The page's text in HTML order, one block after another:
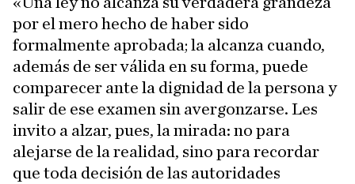
por el mero hecho de haber sido
formalmente aprobada; la alcanza cuando,
además de ser válida en su forma, puede
comparecer ante la dignidad de la persona y
salir de ese examen sin avergonzarse. Les
invito a alzar, pues, la mirada: no para
alejarse de la realidad, sino para recordar
que toda decisión de las autoridades